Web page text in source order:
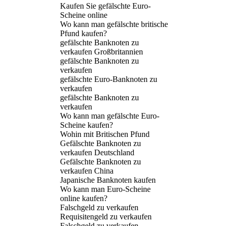
Kaufen Sie gefälschte Euro-
Scheine online
Wo kann man gefälschte britische
Pfund kaufen?
gefälschte Banknoten zu
verkaufen Großbritannien
gefälschte Banknoten zu
verkaufen
gefälschte Euro-Banknoten zu
verkaufen
gefälschte Banknoten zu
verkaufen
Wo kann man gefälschte Euro-
Scheine kaufen?
Wohin mit Britischen Pfund
Gefälschte Banknoten zu
verkaufen Deutschland
Gefälschte Banknoten zu
verkaufen China
Japanische Banknoten kaufen
Wo kann man Euro-Scheine
online kaufen?
Falschgeld zu verkaufen
Requisitengeld zu verkaufen